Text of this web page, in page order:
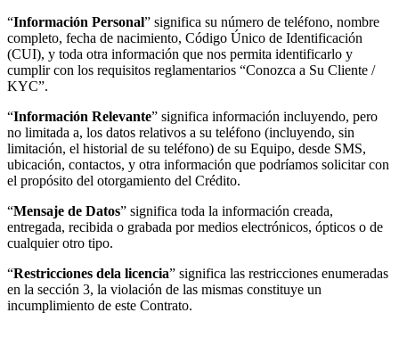
“Información Personal” significa su número de teléfono, nombre
completo, fecha de nacimiento, Código Único de Identificación
(CUI), y toda otra información que nos permita identificarlo y
cumplir con los requisitos reglamentarios “Conozca a Su Cliente /
KYC”.
“Información Relevante” significa información incluyendo, pero
no limitada a, los datos relativos a su teléfono (incluyendo, sin
limitación, el historial de su teléfono) de su Equipo, desde SMS,
ubicación, contactos, y otra información que podríamos solicitar con
el propósito del otorgamiento del Crédito.
“Mensaje de Datos” significa toda la información creada,
entregada, recibida o grabada por medios electrónicos, ópticos o de
cualquier otro tipo.
“Restricciones dela licencia” significa las restricciones enumeradas
en la sección 3, la violación de las mismas constituye un
incumplimiento de este Contrato.